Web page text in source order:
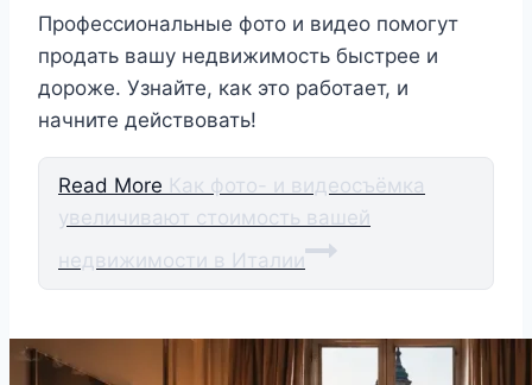
Профессиональные фото и видео помогут
продать вашу недвижимость быстрее и
дороже. Узнайте, как это работает, и
начните действовать!
Read More Как фото- и видеосъёмка
увеличивают стоимость вашей
недвижимости в Италии